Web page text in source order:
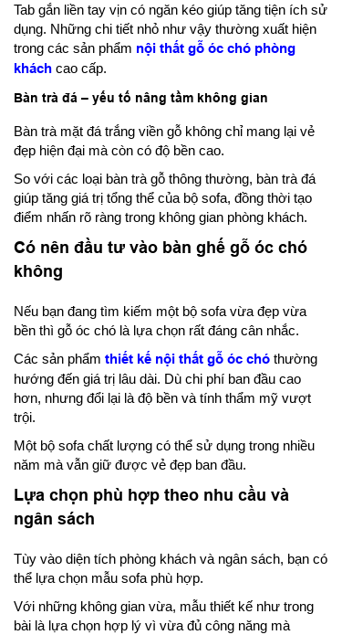
Tab gắn liền tay vịn có ngăn kéo giúp tăng tiện ích sử
dụng. Những chi tiết nhỏ như vậy thường xuất hiện
trong các sản phẩm nội thất gỗ óc chó phòng
khách cao cấp.
Bàn trà đá – yếu tố nâng tầm không gian
Bàn trà mặt đá trắng viền gỗ không chỉ mang lại vẻ
đẹp hiện đại mà còn có độ bền cao.
So với các loại bàn trà gỗ thông thường, bàn trà đá
giúp tăng giá trị tổng thể của bộ sofa, đồng thời tạo
điểm nhấn rõ ràng trong không gian phòng khách.
Có nên đầu tư vào bàn ghế gỗ óc chó
không
Nếu bạn đang tìm kiếm một bộ sofa vừa đẹp vừa
bền thì gỗ óc chó là lựa chọn rất đáng cân nhắc.
Các sản phẩm thiết kế nội thất gỗ óc chó thường
hướng đến giá trị lâu dài. Dù chi phí ban đầu cao
hơn, nhưng đổi lại là độ bền và tính thẩm mỹ vượt
trội.
Một bộ sofa chất lượng có thể sử dụng trong nhiều
năm mà vẫn giữ được vẻ đẹp ban đầu.
Lựa chọn phù hợp theo nhu cầu và
ngân sách
Tùy vào diện tích phòng khách và ngân sách, bạn có
thể lựa chọn mẫu sofa phù hợp.
Với những không gian vừa, mẫu thiết kế như trong
bài là lựa chọn hợp lý vì vừa đủ công năng mà